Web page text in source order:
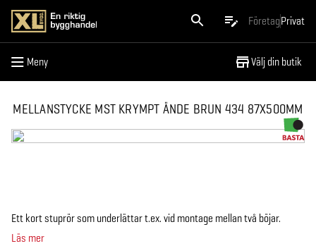
FöretagPrivat
Meny Välj din butik
Meny
MELLANSTYCKE MST KRYMPT ÄNDE BRUN 434 87X500MM
Ett kort stuprör som underlättar t.ex. vid montage mellan två böjar.
Läs mer